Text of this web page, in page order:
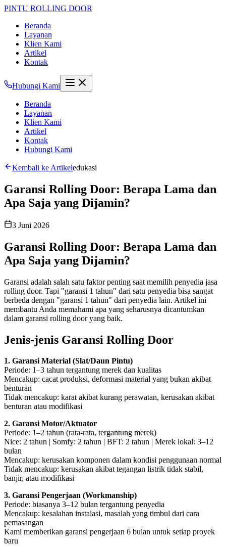
PINTU ROLLING DOOR
Beranda
Layanan
Klien Kami
Artikel
Kontak
Hubungi Kami
Beranda
Layanan
Klien Kami
Artikel
Kontak
Hubungi Kami
Kembali ke Artikeledukasi
Garansi Rolling Door: Berapa Lama dan
Apa Saja yang Dijamin?
3 Juni 2026
Garansi Rolling Door: Berapa Lama dan
Apa Saja yang Dijamin?
Garansi adalah salah satu faktor penting saat memilih penyedia jasa
rolling door. Tapi "garansi 1 tahun" dari satu penyedia bisa sangat
berbeda dengan "garansi 1 tahun" dari penyedia lain. Artikel ini
membantu Anda memahami apa yang seharusnya dicantumkan
dalam garansi rolling door yang baik.
Jenis-jenis Garansi Rolling Door
1. Garansi Material (Slat/Daun Pintu)
Periode: 1–3 tahun tergantung merek dan kualitas
Mencakup: cacat produksi, deformasi material yang bukan akibat
benturan
Tidak mencakup: karat akibat kurang perawatan, kerusakan akibat
benturan atau modifikasi
2. Garansi Motor/Aktuator
Periode: 1–2 tahun (rata-rata, tergantung merek)
Nice: 2 tahun | Somfy: 2 tahun | BFT: 2 tahun | Merek lokal: 3–12
bulan
Mencakup: kerusakan komponen dalam kondisi penggunaan normal
Tidak mencakup: kerusakan akibat tegangan listrik tidak stabil,
banjir, atau modifikasi
3. Garansi Pengerjaan (Workmanship)
Periode: biasanya 3–12 bulan tergantung penyedia
Mencakup: kesalahan instalasi, masalah yang timbul dari cara
pemasangan
Kami memberikan garansi pengerjaan 6 bulan untuk setiap proyek
baru